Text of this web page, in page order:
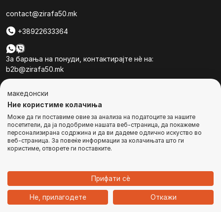
Дома Категории Најавете се
ИЗВЕСТЕТЕ МЕ
contact@zirafa50.mk
+38922633364
За барања на понуди, контактирајте нѐ на:
b2b@zirafa50.mk
© Сите права се задржани
македонски
Ние користиме колачиња
Може да ги поставиме овие за анализа на податоците за нашите
посетители, да ја подобриме нашата веб-страница, да покажеме
персонализирана содржина и да ви дадеме одлично искуство во
веб-страница. За повеќе информации за колачињата што ги
користиме, отворете ги поставките.
Прифати сѐ
Не, прилагодете Откажи